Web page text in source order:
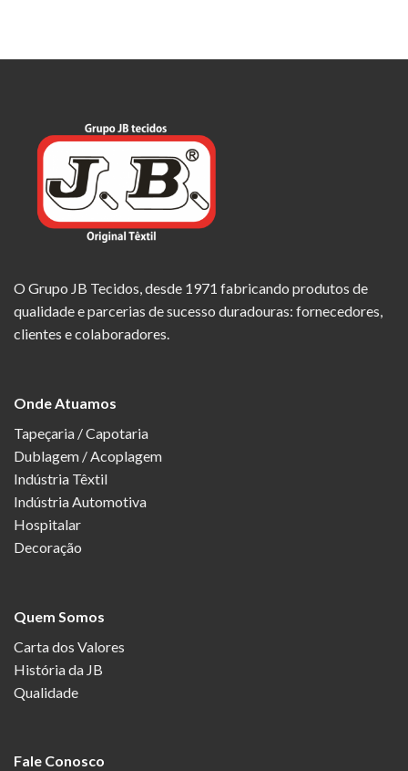
O Grupo JB Tecidos, desde 1971 fabricando produtos de
qualidade e parcerias de sucesso duradouras: fornecedores,
clientes e colaboradores.
Onde Atuamos
Tapeçaria / Capotaria
Dublagem / Acoplagem
Indústria Têxtil
Indústria Automotiva
Hospitalar
Decoração
Quem Somos
Carta dos Valores
História da JB
Qualidade
Fale Conosco